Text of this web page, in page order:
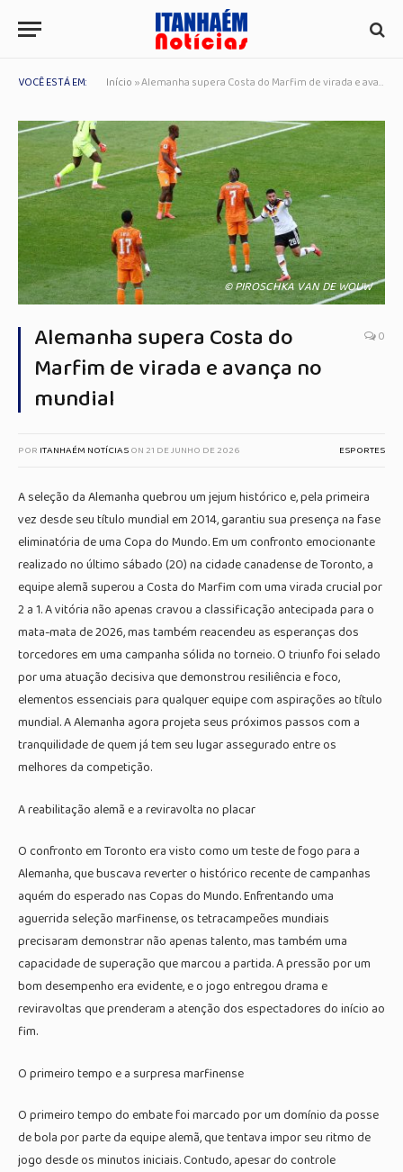
VOCÊ ESTÁ EM: Início »Alemanha supera Costa do Marfim de virada e avança no mundial
© PIROSCHKA VAN DE WOUW
Alemanha supera Costa do
Marfim de virada e avança no
mundial
0
POR ITANHAÉM NOTÍCIASON21 DE JUNHO DE 2026 ESPORTES
A seleção da Alemanha quebrou um jejum histórico e, pela primeira
vez desde seu título mundial em 2014, garantiu sua presença na fase
eliminatória de uma Copa do Mundo. Em um confronto emocionante
realizado no último sábado (20) na cidade canadense de Toronto, a
equipe alemã superou a Costa do Marfim com uma virada crucial por
2 a 1. A vitória não apenas cravou a classificação antecipada para o
mata-mata de 2026, mas também reacendeu as esperanças dos
torcedores em uma campanha sólida no torneio. O triunfo foi selado
por uma atuação decisiva que demonstrou resiliência e foco,
elementos essenciais para qualquer equipe com aspirações ao título
mundial. A Alemanha agora projeta seus próximos passos com a
tranquilidade de quem já tem seu lugar assegurado entre os
melhores da competição.
A reabilitação alemã e a reviravolta no placar
O confronto em Toronto era visto como um teste de fogo para a
Alemanha, que buscava reverter o histórico recente de campanhas
aquém do esperado nas Copas do Mundo. Enfrentando uma
aguerrida seleção marfinense, os tetracampeões mundiais
precisaram demonstrar não apenas talento, mas também uma
capacidade de superação que marcou a partida. A pressão por um
bom desempenho era evidente, e o jogo entregou drama e
reviravoltas que prenderam a atenção dos espectadores do início ao
fim.
O primeiro tempo e a surpresa marfinense
O primeiro tempo do embate foi marcado por um domínio da posse
de bola por parte da equipe alemã, que tentava impor seu ritmo de
jogo desde os minutos iniciais. Contudo, apesar do controle